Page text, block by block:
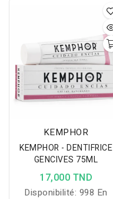
autour des bagues et
atteindre les zones
difficiles d’accès.
KEMPHOR
KEMPHOR - DENTIFRICE
GENCIVES 75ML
17,000 TND
Disponibilité: 998 En